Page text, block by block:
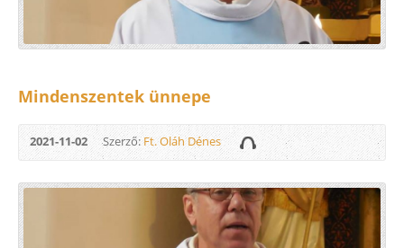
Mindenszentek ünnepe
2021-11-02 Szerző:Ft. Oláh Dénes